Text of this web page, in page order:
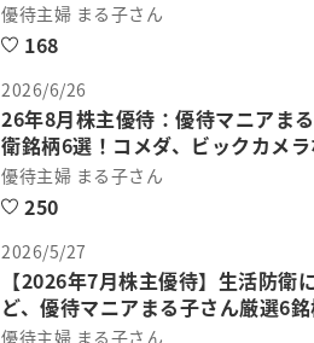
優待主婦 まる子さん
168
2026/6/26
26年8月株主優待：優待マニアま
衛銘柄6選！コメダ、ビックカメ
優待主婦 まる子さん
250
2026/5/27
【2026年7月株主優待】生活防衛
ど、優待マニアまる子さん厳選6
優待主婦 まる子さん